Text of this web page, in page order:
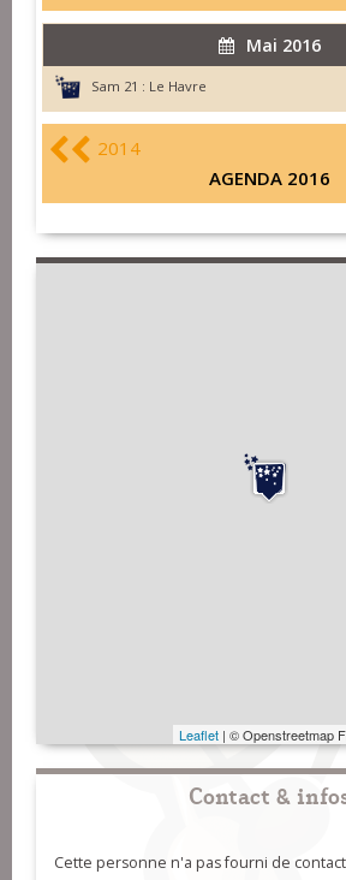
Mai 2016
Sam 21 : Le Havre
2014
AGENDA 2016
Leaflet | © Openstreetmap
Contact &
Cette personne n'a pas fourni de